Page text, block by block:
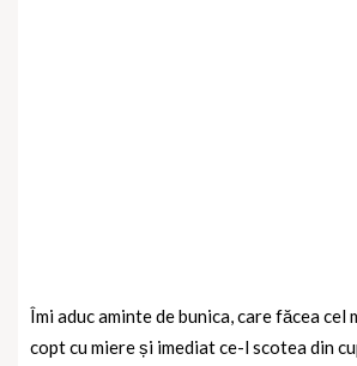
Îmi aduc aminte de bunica, care făcea cel
copt cu miere și imediat ce-l scotea din